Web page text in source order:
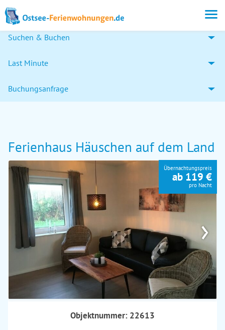
Suchen & Buchen
Last Minute
Buchungsanfrage
Ferienhaus Häuschen auf dem Land
›
Übernachtungspreis
ab 119 €
pro Nacht
Objektnummer: 22613